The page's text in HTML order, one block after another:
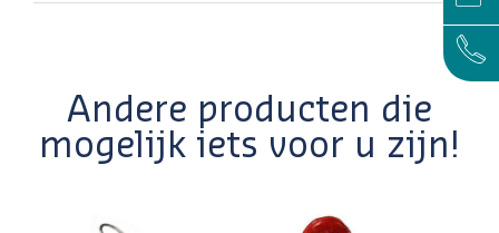
Andere producten die
mogelijk iets voor u zijn!